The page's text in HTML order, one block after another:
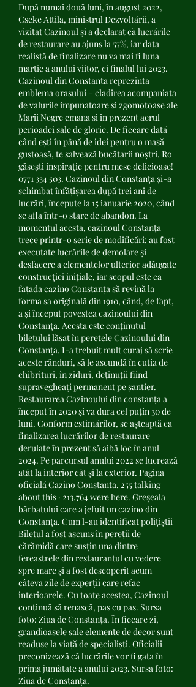
După numai două luni, în august 2022,
Cseke Attila, ministrul Dezvoltării, a
vizitat Cazinoul și a declarat că lucrările
de restaurare au ajuns la 57%, iar data
realistă de finalizare nu va mai fi luna
martie a anului viitor, ci finalul lui 2023.
Cazinoul din Constanta reprezinta
emblema orasului – cladirea acompaniata
de valurile impunatoare si zgomotoase ale
Marii Negre emana si in prezent aerul
perioadei sale de glorie. De fiecare dată
când ești în până de idei pentru o masă
gustoasă, te salvează bucătarii noștri. Ro
găsești inspirație pentru mese delicioase!
0771 334 503. Cazinoul din Constanța și-a
schimbat înfățișarea după trei ani de
lucrări, începute la 15 ianuarie 2020, când
se afla într-o stare de abandon. La
momentul acesta, cazinoul Constanța
trece printr-o serie de modificări: au fost
executate lucrările de demolare și
desfacere a elementelor ulterior adăugate
construcției inițiale, iar scopul este ca
fațada cazino Constanța să revină la
forma sa originală din 1910, când, de fapt,
a și început povestea cazinoului din
Constanța. Acesta este conținutul
biletului lăsat în peretele Cazinoului din
Constanța. I-a trebuit mult curaj să scrie
aceste rânduri, să le ascundă în cutia de
chibrituri, în ziduri, deținuții fiind
supravegheați permanent pe șantier.
Restaurarea Cazinoului din constanța a
început în 2020 și va dura cel puțin 30 de
luni. Conform estimărilor, se așteaptă ca
finalizarea lucrărilor de restaurare
derulate în prezent să aibă loc în anul
2024. Pe parcursul anului 2022 se lucrează
atât la interior cât și la exterior. Pagina
oficială Cazino Constanta. 255 talking
about this · 213,764 were here. Greșeala
bărbatului care a jefuit un cazino din
Constanța. Cum l-au identificat polițiștii
Biletul a fost ascuns în pereții de
cărămidă care susțin una dintre
fereastrele din restaurantul cu vedere
spre mare și a fost descoperit acum
câteva zile de experții care refac
interioarele. Cu toate acestea, Cazinoul
continuă să renască, pas cu pas. Sursa
foto: Ziua de Constanța. În fiecare zi,
grandioasele sale elemente de decor sunt
readuse la viață de specialiști. Oficialii
preconizează că lucrările vor fi gata în
prima jumătate a anului 2023. Sursa foto:
Ziua de Constanța.